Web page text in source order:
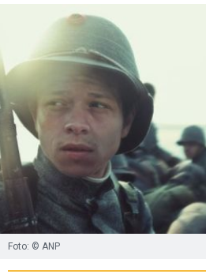
Foto: © ANP